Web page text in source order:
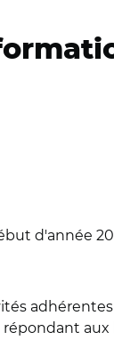
d'année
aux